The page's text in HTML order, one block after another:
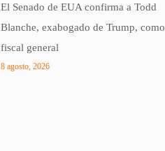
El Senado de EUA confirma a Todd
Blanche, exabogado de Trump, como
fiscal general
8 agosto, 2026